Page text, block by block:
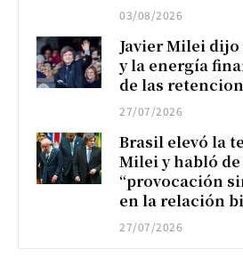
03/08/2026
Javier Milei
y la energía
de las
27/07/2026
Brasil elevó la
Milei y habló
“provocación
en la relación
27/07/2026